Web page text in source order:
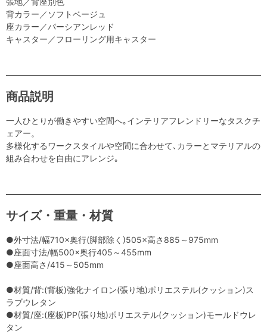
背カラー／ソフトベージュ
座カラー／パーシアンレッド
キャスター／フローリング用キャスター
商品説明
一人ひとりが働きやすい空間へ｡インテリアフレンドリーなタスクチ
ェアー。
多様化するワークスタイルや空間に合わせて､カラーとマテリアルの
組み合わせを自由にアレンジ｡
サイズ・重量・材質
●外寸法/幅710×奥行(脚部除く)505×高さ885～975mm
●座面寸法/幅500×奥行405～455mm
●座面高さ/415～505mm
●材質/背:(背板)強化ナイロン(張り地)ポリエステル(クッション)ス
ラブウレタン
●材質/座:(座板)PP(張り地)ポリエステル(クッション)モールドウレ
タン